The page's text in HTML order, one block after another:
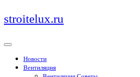
Перейти
к
stroitelux.ru
Новости
Вентиляция